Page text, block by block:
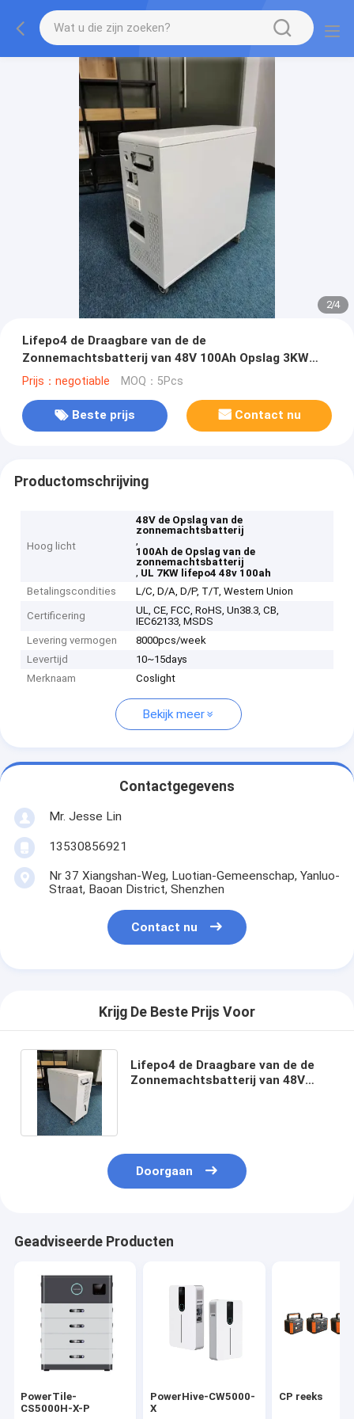
2/4
Lifepo4 de Draagbare van de de
Zonnemachtsbatterij van 48V 100Ah Opslag 3KW
7KW
Prijs：negotiable MOQ：5Pcs
Beste prijs Contact nu
Productomschrijving
Hoog licht
48V de Opslag van de
zonnemachtsbatterij
,
100Ah de Opslag van de
zonnemachtsbatterij
, UL 7KW lifepo4 48v 100ah
Betalingscondities
L/C, D/A, D/P, T/T, Western Union
Certificering
UL, CE, FCC, RoHS, Un38.3, CB,
IEC62133, MSDS
Levering vermogen
8000pcs/week
Levertijd
10~15days
Merknaam
Coslight
Bekijk meer
Contactgegevens
Mr. Jesse Lin
13530856921
Nr 37 Xiangshan-Weg, Luotian-Gemeenschap, Yanluo-
Straat, Baoan District, Shenzhen
Contact nu
Krijg De Beste Prijs Voor
Lifepo4 de Draagbare van de de
Zonnemachtsbatterij van 48V
Doorgaan
Geadviseerde Producten
PowerTile-
CS5000H-X-P
PowerHive-CW5000-
X
CP reeks